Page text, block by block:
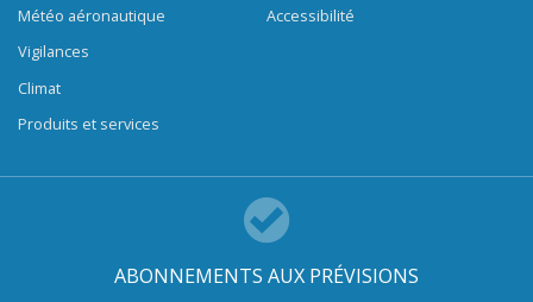
Météo aéronautique
Vigilances
Climat
Produits et services
Accessibilité
ABONNEMENTS AUX PRÉVISIONS